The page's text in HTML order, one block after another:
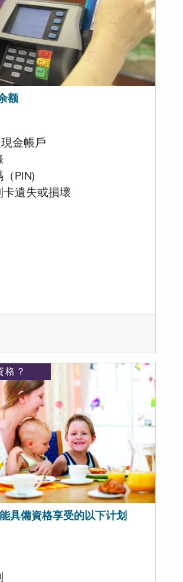
额
金帳戶
PIN)
卡遺失或損壞
格？
具備資格享受的以下计划